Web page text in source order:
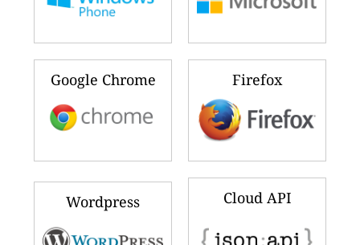
Google Chrome Firefox
Wordpress Cloud API